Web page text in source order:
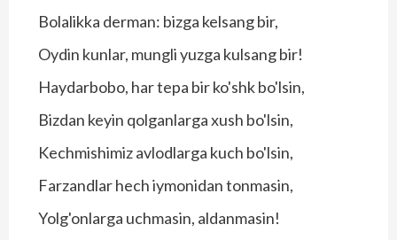
Bolalikka derman: bizga kelsang bir,
Oydin kunlar, mungli yuzga kulsang bir!
Haydarbobo, har tepa bir ko'shk bo'lsin,
Bizdan keyin qolganlarga xush bo'lsin,
Kechmishimiz avlodlarga kuch bo'lsin,
Farzandlar hech iymonidan tonmasin,
Yolg'onlarga uchmasin, aldanmasin!